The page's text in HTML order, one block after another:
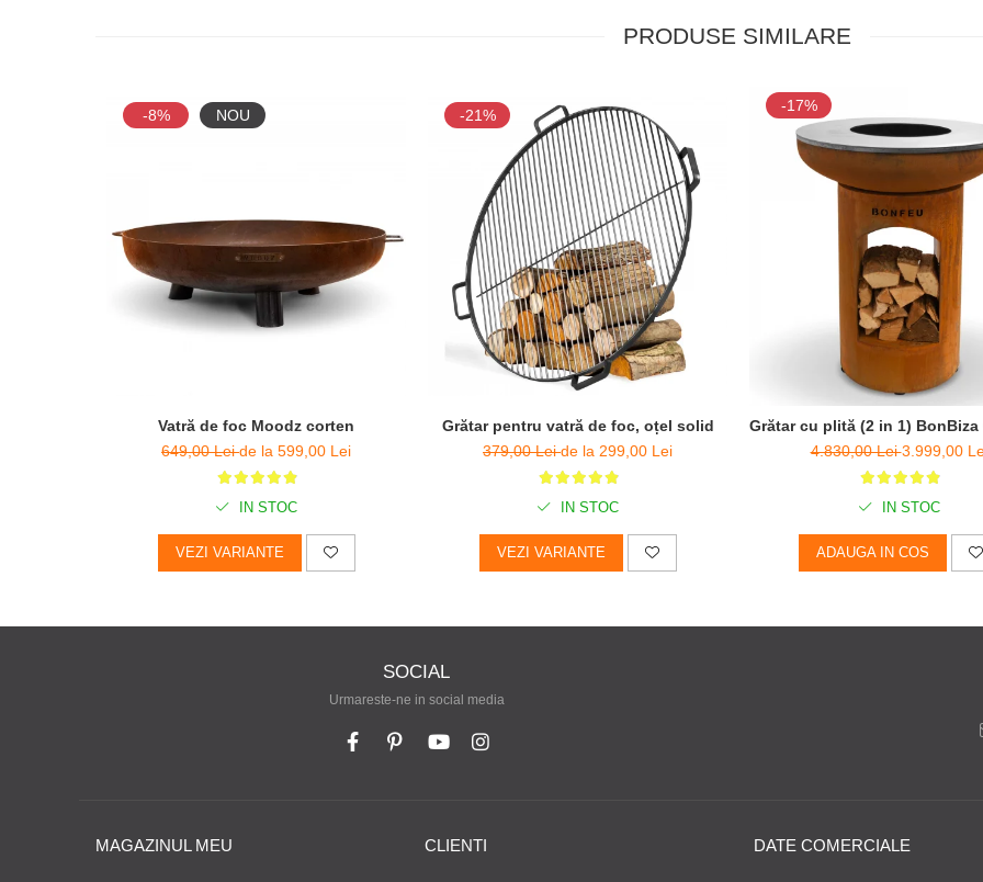
PRODUSE SIMILARE
-8% NOU
Vatră de foc Moodz corten
649,00 Leide la 599,00 Lei
IN STOC
VEZI VARIANTE
-21%
Grătar pentru vatră de foc, oțel solid
379,00 Leide la 299,00 Lei
IN STOC
VEZI VARIANTE
-17%
Grătar cu plită (2 in 1) BonBiza
4.830,00 Lei3.999,00
IN STOC
ADAUGA IN COS
SOCIAL
Urmareste-ne in social media
MAGAZINUL MEU CLIENTI DATE COMERCIALE